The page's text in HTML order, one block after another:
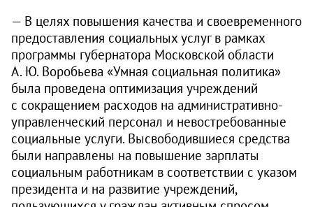
— В целях повышения качества и свое­временного
предоставления социальных услуг в рамках
программы губернатора Московской области
А. Ю. Воробьева «Умная социальная политика»
была проведена оптимизация учреждений
с сокращением расходов на административно-
управленческий персонал и невостребованные
социальные услуги. Высвободившиеся средства
были направлены на повышение зарплаты
социальным работникам в соответствии с указом
президента и на развитие учреждений,